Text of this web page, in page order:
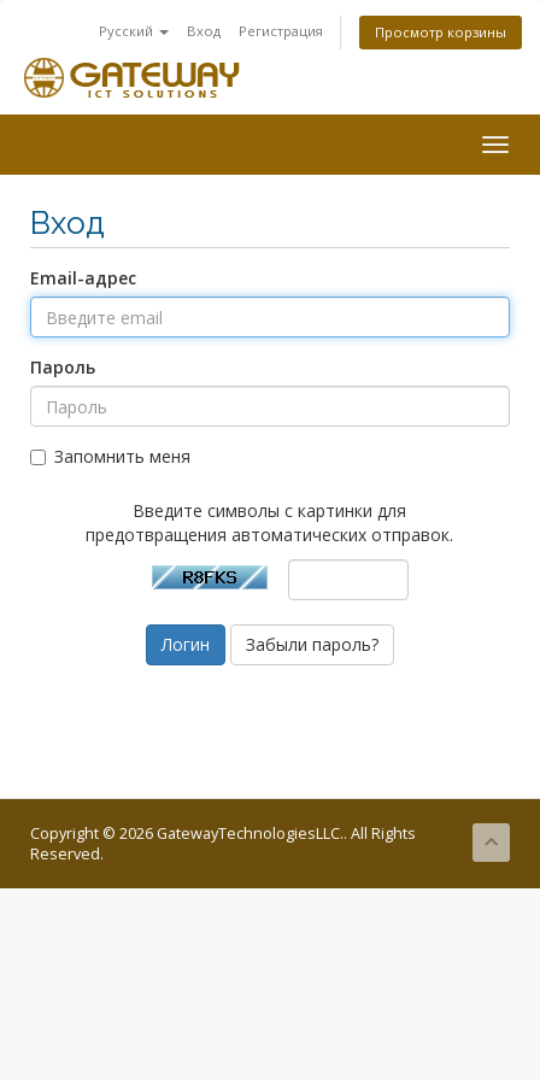
Русский Вход Регистрация Просмотр корзины
Вход
Email-адрес
Пароль
Запомнить меня
Введите символы с картинки для
предотвращения автоматических отправок.
Забыли пароль?
Copyright © 2026 GatewayTechnologiesLLC.. All Rights
Reserved.